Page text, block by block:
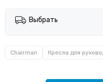
Выбрать
Chairman Кресла для